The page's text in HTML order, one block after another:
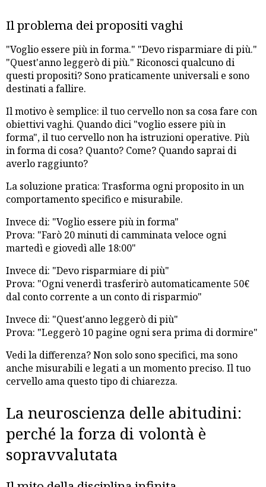
Il problema dei propositi vaghi
"Voglio essere più in forma." "Devo risparmiare di più."
"Quest'anno leggerò di più." Riconosci qualcuno di
questi propositi? Sono praticamente universali e sono
destinati a fallire.
Il motivo è semplice: il tuo cervello non sa cosa fare con
obiettivi vaghi. Quando dici "voglio essere più in
forma", il tuo cervello non ha istruzioni operative. Più
in forma di cosa? Quanto? Come? Quando saprai di
averlo raggiunto?
La soluzione pratica: Trasforma ogni proposito in un
comportamento specifico e misurabile.
Invece di: "Voglio essere più in forma"
Prova: "Farò 20 minuti di camminata veloce ogni
martedì e giovedì alle 18:00"
Invece di: "Devo risparmiare di più"
Prova: "Ogni venerdì trasferirò automaticamente 50€
dal conto corrente a un conto di risparmio"
Invece di: "Quest'anno leggerò di più"
Prova: "Leggerò 10 pagine ogni sera prima di dormire"
Vedi la differenza? Non solo sono specifici, ma sono
anche misurabili e legati a un momento preciso. Il tuo
cervello ama questo tipo di chiarezza.
La neuroscienza delle abitudini:
perché la forza di volontà è
sopravvalutata